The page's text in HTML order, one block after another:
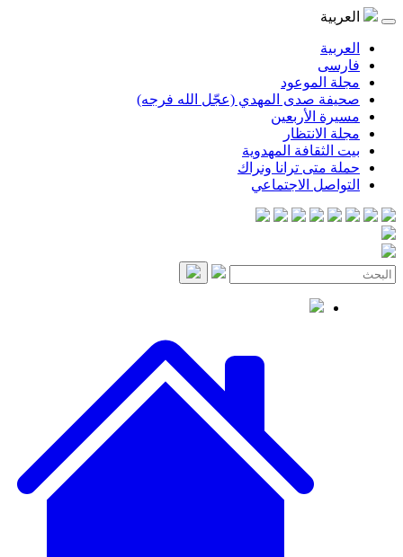
العربية
العربية
فارسی
مجلة الموعود
صحيفة صدى المهدي (عجّل الله فرجه)
مسيرة الأربعين
مجلة الانتظار
بيت الثقافة المهدوية
حملة متى ترانا ونراك
التواصل الاجتماعي